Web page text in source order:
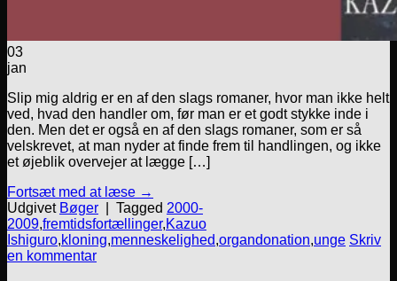
03
jan
Slip mig aldrig er en af den slags romaner, hvor man ikke helt
ved, hvad den handler om, før man er et godt stykke inde i
den. Men det er også en af den slags romaner, som er så
velskrevet, at man nyder at finde frem til handlingen, og ikke
et øjeblik overvejer at lægge […]
Fortsæt med at læse →
Udgivet Bøger Tagged 2000-
2009,fremtidsfortællinger,Kazuo
Ishiguro,kloning,menneskelighed,organdonation,unge Skriv
en kommentar